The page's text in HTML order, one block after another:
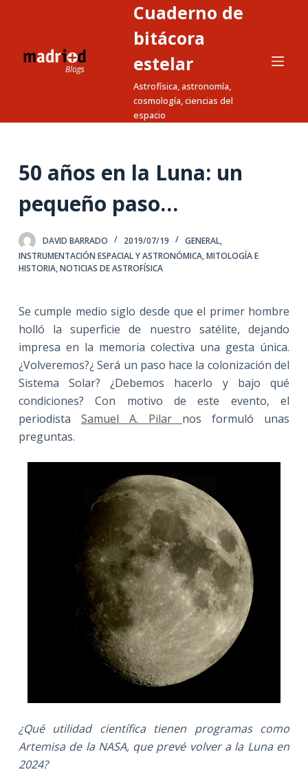
a
o
n
Cuaderno de
bitácora
estelar
Astrofísica, astronomía,
cosmología, ciencias del
espacio
50 años en la Luna: un
pequeño paso…
DAVID BARRADO 2019/07/19 GENERAL,
INSTRUMENTACIÓN ESPACIAL Y ASTRONÓMICA,MITOLOGÍA E
HISTORIA,NOTICIAS DE ASTROFÍSICA
Se cumple medio siglo desde que el primer hombre
holló la superficie de nuestro satélite, dejando
impresa en la memoria colectiva una gesta única.
¿Volveremos?¿ Será un paso hace la colonización del
Sistema Solar? ¿Debemos hacerlo y bajo qué
condiciones? Con motivo de este evento, el
periodista Samuel A. Pilar nos formuló unas
preguntas.
¿Qué utilidad científica tienen programas como
Artemisa de la NASA, que prevé volver a la Luna en
2024?